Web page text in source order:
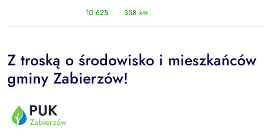
10 625 358 km
Z troską o środowisko i mieszkańców
gminy Zabierzów!